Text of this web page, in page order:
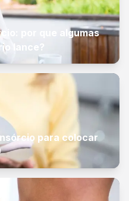
por que algumas
lance?
para colocar